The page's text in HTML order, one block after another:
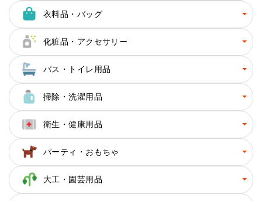
衣料品・バッグ
化粧品・アクセサリー
バス・トイレ用品
掃除・洗濯用品
衛生・健康用品
パーティ・おもちゃ
大工・園芸用品